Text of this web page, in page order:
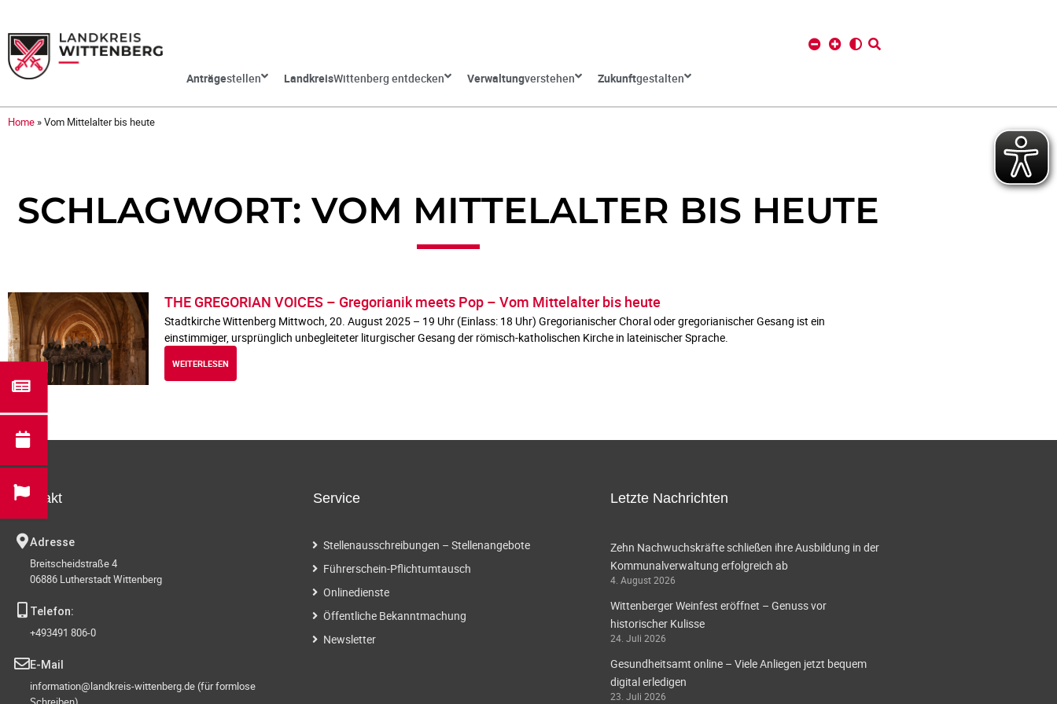
Anträgestellen LandkreisWittenberg entdecken Verwaltungverstehen Zukunftgestalten
Home »Vom Mittelalter bis heute
SCHLAGWORT: VOM MITTELALTER BIS HEUTE
THE GREGORIAN VOICES – Gregorianik meets Pop – Vom Mittelalter bis heute
Stadtkirche Wittenberg Mittwoch, 20. August 2025 – 19 Uhr (Einlass: 18 Uhr) Gregorianischer Choral oder gregorianischer Gesang ist ein
einstimmiger, ursprünglich unbegleiteter liturgischer Gesang der römisch-katholischen Kirche in lateinischer Sprache.
WEITERLESEN
Kontakt
Adresse
Breitscheidstraße 4
06886 Lutherstadt Wittenberg
Telefon:
+493491 806-0
E-Mail
information@landkreis-wittenberg.de (für formlose
Service
Stellenausschreibungen – Stellenangebote
Führerschein-Pflichtumtausch
Onlinedienste
Öffentliche Bekanntmachung
Newsletter
Letzte Nachrichten
Zehn Nachwuchskräfte schließen ihre Ausbildung in der
Kommunalverwaltung erfolgreich ab
4. August 2026
Wittenberger Weinfest eröffnet – Genuss vor
historischer Kulisse
24. Juli 2026
Gesundheitsamt online – Viele Anliegen jetzt bequem
digital erledigen
23. Juli 2026